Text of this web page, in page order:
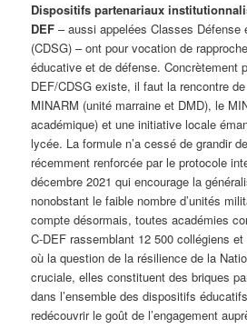
Dispositifs partenariaux
DEF– aussi appelées Classes Défense
(CDSG) – ont pour vocation de
éducative et de défense. Concrètement
DEF/CDSG existe, il faut la rencontre
MINARM (unité marraine et DMD), le
académique) et une initiative locale
lycée. La formule n’a cessé de grandir
récemment renforcée par le protocole
décembre 2021 qui encourage la
nonobstant le faible nombre d’unités
compte désormais, toutes académies
C-DEF rassemblant 12 500 collégiens
où la question de la résilience de la
cruciale, elles constituent des briques
dans l’ensemble des dispositifs
redécouvrir le goût de l’engagement